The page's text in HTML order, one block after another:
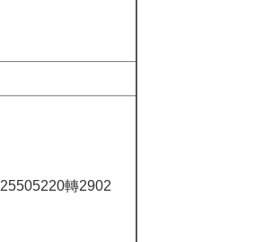
25505220轉2902